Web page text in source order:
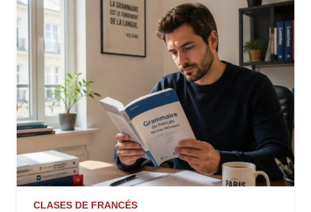
CLASES DE FRANCÉS